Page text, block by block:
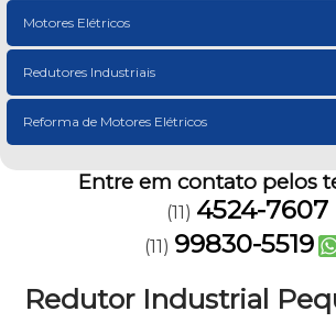
Motores Elétricos
Redutores Industriais
Reforma de Motores Elétricos
Entre em contato pelos
(11) 4524-7607
(11) 99830-5519
Redutor Industrial